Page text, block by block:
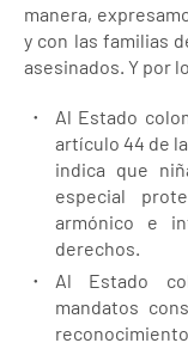
manera,
y con las familias
asesinados. Y por
Al Estado
artículo 44 de
indica que
especial
armónico e
derechos.
Al Estado
mandatos